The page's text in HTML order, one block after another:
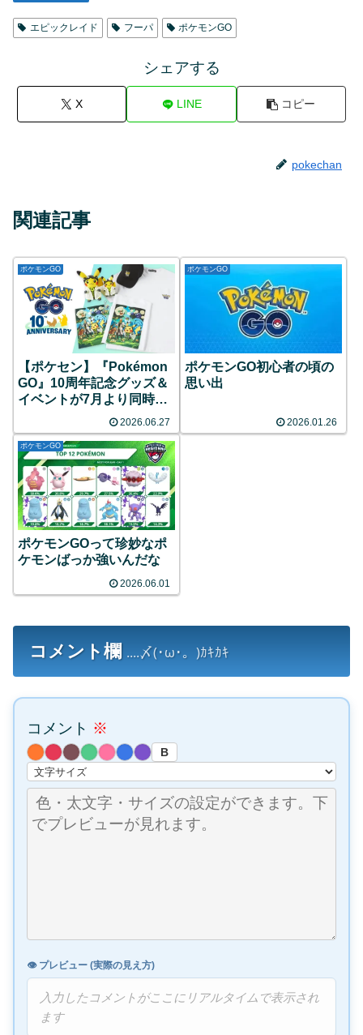
エピックレイド フーパ ポケモンGO
シェアする
X LINE コピー
pokechan
関連記事
ポケモンGO
【ポケセン】『Pokémon
GO』10周年記念グッズ＆
イベントが7月より同時開
催！限定ピカチュウのグリ
ーティングや特別なレイド
バトルなど目白押し！
2026.06.27
ポケモンGO
ポケモンGO初心者の頃の
思い出
2026.01.26
ポケモンGO
ポケモンGOって珍妙なポ
ケモンばっか強いんだな
2026.06.01
コメント欄 ....〆(･ω･。)ｶｷｶｷ
コメント ※
B
👁️ プレビュー (実際の見え方)
入力したコメントがここにリアルタイムで表示され
ます